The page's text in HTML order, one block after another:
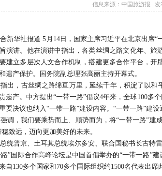
信息来源：中国旅游报 发
新华社报道 5月14日，国家主席习近平在北京出席“
演讲。他在演讲中指出，各类丝绸之路文化年、
建立多层次人文合作机制，搭建更多合作平台，
遗产保护。国务院副总理张高丽主持开幕式。
出，古丝绸之路绵亘万里，延续千年，积淀了以和
遗产。中方提出“一带一路”倡议4年来，全球100多
要决议也纳入“一带一路”建设内容。“一带一路”建
调，我们要乘势而上、顺势而为，将“一带一路”建
稳致远，迈向更加美好的未来。
统普京、土耳其总统埃尔多安、联合国秘书长古特雷
”国际合作高峰论坛是中国首倡举办的“一带一路”
自130多个国家和70多个国际组织约1500名代表出席